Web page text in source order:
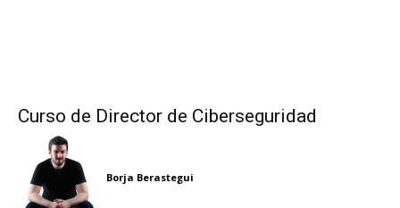
Curso de Director de Ciberseguridad
Borja Berastegui